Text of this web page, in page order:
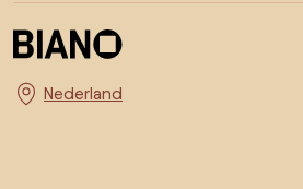
Kies land